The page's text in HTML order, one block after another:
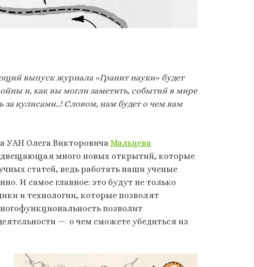
выпуск журнала «Гранит науки» будет
и, как вы могли заметить, событий в мире
кулисами..! Словом, нам будет о чем вам
УАН Олега Викторовича Мальцева
много новых открытий, которые
статей, ведь работать наши ученые
И самое главное: это будут не только
и технологии, которые позволят
позволит
— о чем сможете убедиться из